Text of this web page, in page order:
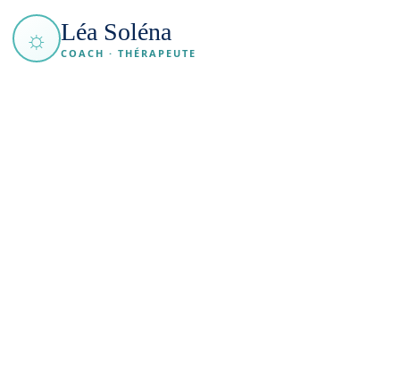
☼ Léa Soléna
COACH · THÉRAPEUTE